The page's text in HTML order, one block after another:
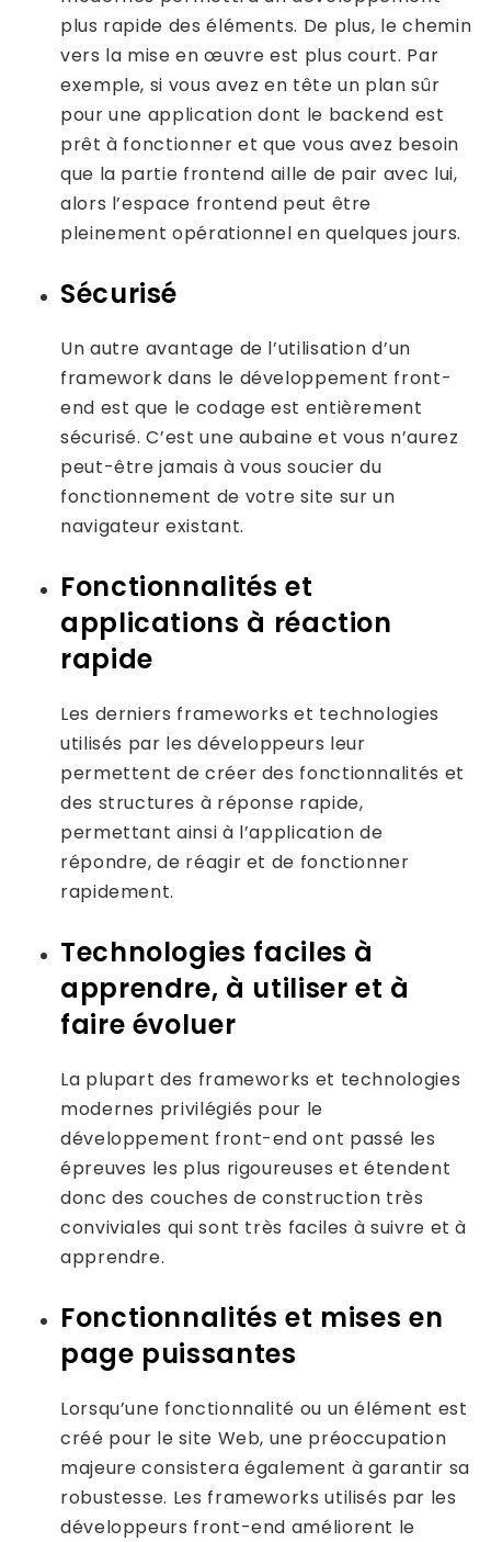
plus rapide des éléments. De plus, le chemin
vers la mise en œuvre est plus court. Par
exemple, si vous avez en tête un plan sûr
pour une application dont le backend est
prêt à fonctionner et que vous avez besoin
que la partie frontend aille de pair avec lui,
alors l’espace frontend peut être
pleinement opérationnel en quelques jours.
Sécurisé
Un autre avantage de l’utilisation d’un
framework dans le développement front-
end est que le codage est entièrement
sécurisé. C’est une aubaine et vous n’aurez
peut-être jamais à vous soucier du
fonctionnement de votre site sur un
navigateur existant.
Fonctionnalités et
applications à réaction
rapide
Les derniers frameworks et technologies
utilisés par les développeurs leur
permettent de créer des fonctionnalités et
des structures à réponse rapide,
permettant ainsi à l’application de
répondre, de réagir et de fonctionner
rapidement.
Technologies faciles à
apprendre, à utiliser et à
faire évoluer
La plupart des frameworks et technologies
modernes privilégiés pour le
développement front-end ont passé les
épreuves les plus rigoureuses et étendent
donc des couches de construction très
conviviales qui sont très faciles à suivre et à
apprendre.
Fonctionnalités et mises en
page puissantes
Lorsqu’une fonctionnalité ou un élément est
créé pour le site Web, une préoccupation
majeure consistera également à garantir sa
robustesse. Les frameworks utilisés par les
développeurs front-end améliorent le